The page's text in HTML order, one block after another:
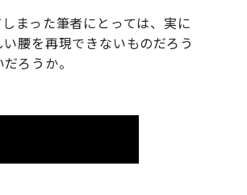
まった筆者にとっては、実に
腰を再現できないものだろう
ろうか。